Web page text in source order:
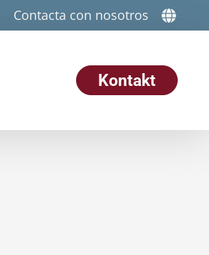
Contacta con nosotros
Kontakt